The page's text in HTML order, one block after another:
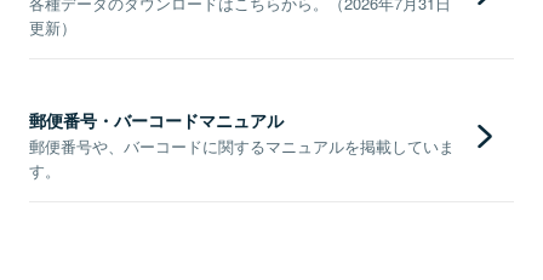
更新）
郵便番号・バーコードマニュアル
郵便番号や、バーコードに関するマニュアルを掲載していま
す。